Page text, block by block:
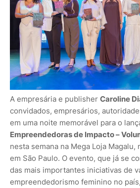
A empresária e publisher Caroline
convidados, empresários,
em uma noite memorável para o
Empreendedoras de Impacto –
nesta semana na Mega Loja Magalu,
em São Paulo. O evento, que já se
das mais importantes iniciativas de
empreendedorismo feminino no